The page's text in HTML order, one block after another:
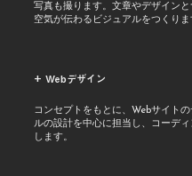
写真も撮ります。文章やデザイン
空気が伝わるビジュアルをつくりま
+ Webデザイン
コンセプトをもとに、Webサイト
ルの設計を中心に担当し、コーデ
します。